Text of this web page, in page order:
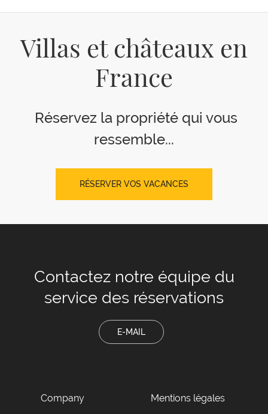
Villas et châteaux en
France
Réservez la propriété qui vous
ressemble...
RÉSERVER VOS VACANCES
Contactez notre équipe du
service des réservations
E-MAIL
Company Mentions légales